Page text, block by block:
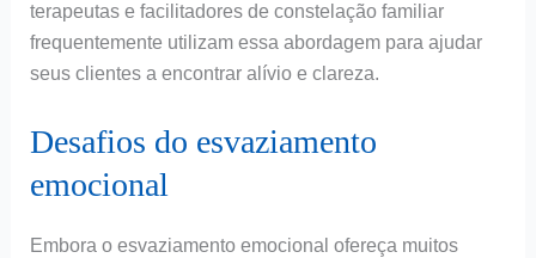
terapeutas e facilitadores de constelação familiar
frequentemente utilizam essa abordagem para ajudar
seus clientes a encontrar alívio e clareza.
Desafios do esvaziamento
emocional
Embora o esvaziamento emocional ofereça muitos